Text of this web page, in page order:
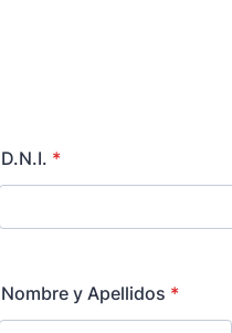
D.N.I. *
Nombre y Apellidos *